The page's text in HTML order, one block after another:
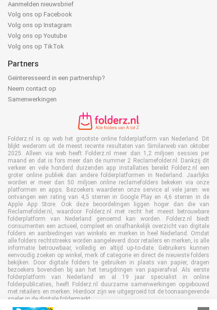
Aanmelden nieuwsbrief
Volg ons op Facebook
Volg ons op Instagram
Volg ons op Youtube
Volg ons op TikTok
Partners
Geïnteresseerd in een partnership?
Neem contact op
Samenwerkingen
Folderz.nl is op web het grootste online folderplatform van Nederland. Dit
blijkt wederom uit de meest recente resultaten van Similarweb van oktober
2025. Alleen via web heeft Folderz.nl meer dan 1,2 miljoen sessies per
maand en dat is fors meer dan de nummer 2 Reclamefolder.nl. Dankzij dit
verkeer en vele honderd duizenden app installaties bereikt Folderz.nl een
groter online publiek dan andere folderplatformen in Nederland. Jaarlijks
worden er meer dan 50 miljoen online reclamefolders bekeken via onze
platformen en apps. Bezoekers waarderen onze service al vele jaren: we
ontvangen een rating van 4,5 sterren in Google Play en 4,6 sterren in de
Apple App Store. Ook deze beoordelingen liggen hoger dan die van
Reclamefolder.nl, waardoor Folderz.nl met recht het meest betrouwbare
folderplatform van Nederland genoemd kan worden. Folderz.nl biedt
consumenten een actueel, compleet en onafhankelijk overzicht van digitale
folders en aanbiedingen van winkels en merken in heel Nederland. Omdat
alle folders rechtstreeks worden aangeleverd door retailers en merken, is alle
informatie betrouwbaar, volledig en altijd up-to-date. Gebruikers kunnen
eenvoudig zoeken op winkel, merk of categorie en direct de nieuwste folders
bekijken. Door digitale folders te gebruiken in plaats van papier, dragen
bezoekers bovendien bij aan het terugdringen van papierafval. Als eerste
folderplatform van Nederland en al 19 jaar specialist in online
folderpublicaties, heeft Folderz.nl duurzame samenwerkingen opgebouwd
met retailers en merken. Hierdoor zijn we uitgegroeid tot de toonaangevende
speler in de digitale foldermarkt.